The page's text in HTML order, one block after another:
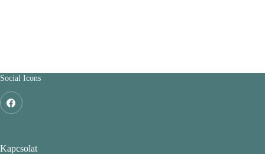
Social Icons
Kapcsolat